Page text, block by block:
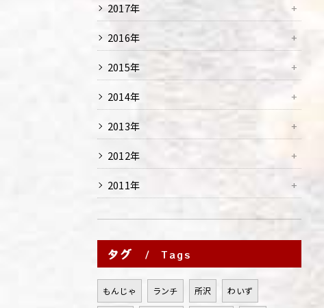
2017年
2016年
2015年
2014年
2013年
2012年
2011年
タグ Tags
もんじゃ ランチ 所沢 わいず